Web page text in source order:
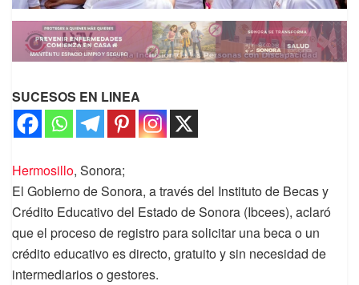
SUCESOS EN LINEA
Hermosillo, Sonora;
El Gobierno de Sonora, a través del Instituto de Becas y
Crédito Educativo del Estado de Sonora (Ibcees), aclaró
que el proceso de registro para solicitar una beca o un
crédito educativo es directo, gratuito y sin necesidad de
intermediarios o gestores.